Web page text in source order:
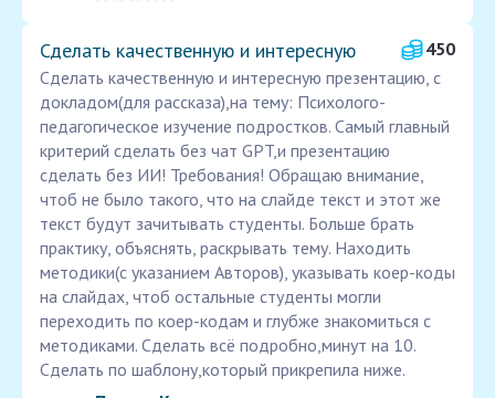
Сделать качественную и интересную
450
Сделать качественную и интересную презентацию, с
докладом(для рассказа),на тему: Психолого-
педагогическое изучение подростков. Самый главный
критерий сделать без чат GPT,и презентацию
сделать без ИИ! Требования! Обращаю внимание,
чтоб не было такого, что на слайде текст и этот же
текст будут зачитывать студенты. Больше брать
практику, объяснять, раскрывать тему. Находить
методики(с указанием Авторов), указывать коер-коды
на слайдах, чтоб остальные студенты могли
переходить по коер-кодам и глубже знакомиться с
методиками. Сделать всё подробно,минут на 10.
Сделать по шаблону,который прикрепила ниже.